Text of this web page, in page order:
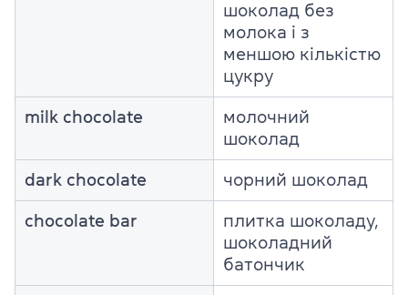
шоколад без
молока і з
меншою кількістю
цукру
milk chocolate
молочний
шоколад
dark chocolate чорний шоколад
chocolate bar
плитка шоколаду,
шоколадний
батончик